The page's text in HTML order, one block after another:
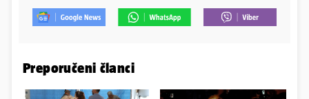
Preporučeni članci